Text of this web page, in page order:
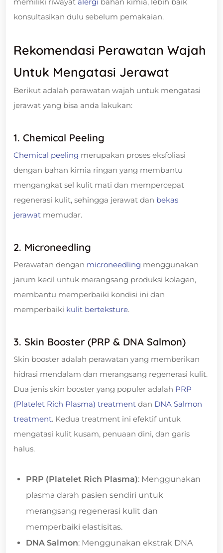
konsultasikan dulu sebelum pemakaian.
Rekomendasi Perawatan Wajah
Untuk Mengatasi Jerawat
Berikut adalah perawatan wajah untuk mengatasi
jerawat yang bisa anda lakukan:
1. Chemical Peeling
Chemical peeling merupakan proses eksfoliasi
dengan bahan kimia ringan yang membantu
mengangkat sel kulit mati dan mempercepat
regenerasi kulit, sehingga jerawat dan bekas
jerawat memudar.
2. Microneedling
Perawatan dengan microneedling menggunakan
jarum kecil untuk merangsang produksi kolagen,
membantu memperbaiki kondisi ini dan
memperbaiki kulit berteksture.
3. Skin Booster (PRP & DNA Salmon)
Skin booster adalah perawatan yang memberikan
hidrasi mendalam dan merangsang regenerasi kulit.
Dua jenis skin booster yang populer adalah PRP
(Platelet Rich Plasma) treatment dan DNA Salmon
treatment. Kedua treatment ini efektif untuk
mengatasi kulit kusam, penuaan dini, dan garis
halus.
PRP (Platelet Rich Plasma): Menggunakan
plasma darah pasien sendiri untuk
merangsang regenerasi kulit dan
memperbaiki elastisitas.
DNA Salmon: Menggunakan ekstrak DNA